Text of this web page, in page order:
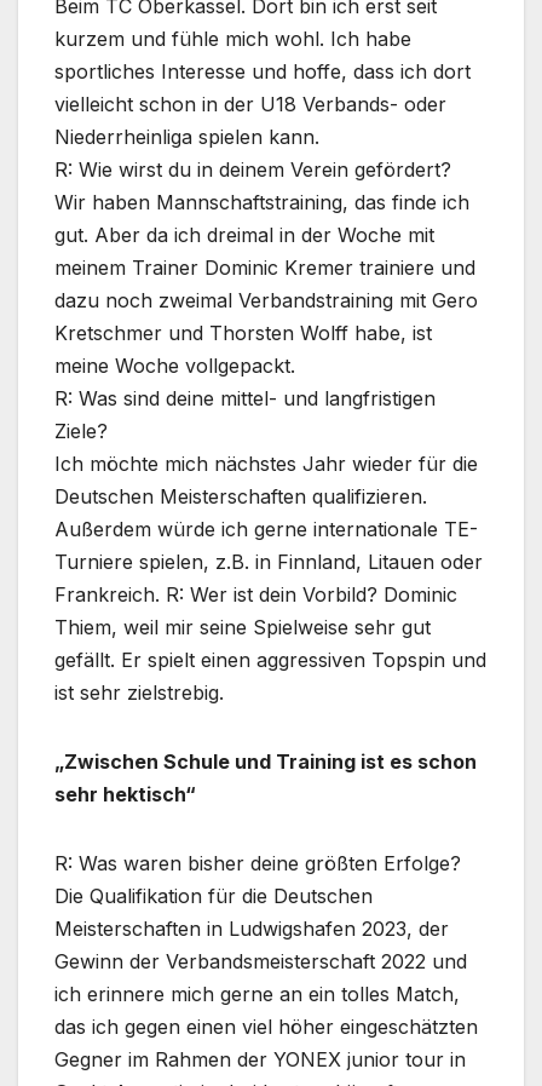
Beim TC Oberkassel. Dort bin ich erst seit
kurzem und fühle mich wohl. Ich habe
sportliches Interesse und hoffe, dass ich dort
vielleicht schon in der U18 Verbands- oder
Niederrheinliga spielen kann.
R: Wie wirst du in deinem Verein gefördert?
Wir haben Mannschaftstraining, das finde ich
gut. Aber da ich dreimal in der Woche mit
meinem Trainer Dominic Kremer trainiere und
dazu noch zweimal Verbandstraining mit Gero
Kretschmer und Thorsten Wolff habe, ist
meine Woche vollgepackt.
R: Was sind deine mittel- und langfristigen
Ziele?
Ich möchte mich nächstes Jahr wieder für die
Deutschen Meisterschaften qualifizieren.
Außerdem würde ich gerne internationale TE-
Turniere spielen, z.B. in Finnland, Litauen oder
Frankreich. R: Wer ist dein Vorbild? Dominic
Thiem, weil mir seine Spielweise sehr gut
gefällt. Er spielt einen aggressiven Topspin und
ist sehr zielstrebig.
„Zwischen Schule und Training ist es schon
sehr hektisch“
R: Was waren bisher deine größten Erfolge?
Die Qualifikation für die Deutschen
Meisterschaften in Ludwigshafen 2023, der
Gewinn der Verbandsmeisterschaft 2022 und
ich erinnere mich gerne an ein tolles Match,
das ich gegen einen viel höher eingeschätzten
Gegner im Rahmen der YONEX junior tour in